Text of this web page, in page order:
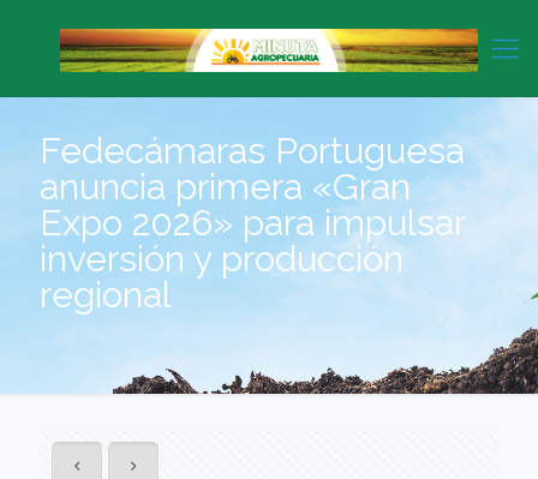
Fedecámaras Portuguesa
anuncia primera «Gran
Expo 2026» para impulsar
inversión y producción
regional